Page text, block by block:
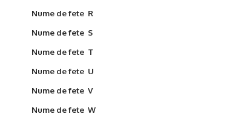
Nume de fete R
Nume de fete S
Nume de fete T
Nume de fete U
Nume de fete V
Nume de fete W